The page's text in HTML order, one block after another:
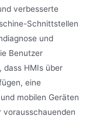
verbesserte
Schnittstellen
und
Benutzer
dass HMIs über
eine
mobilen Geräten
vorausschauenden